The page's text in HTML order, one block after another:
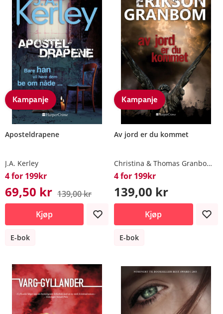
Kampanje
Aposteldrapene
J.A. Kerley
4 for 199kr
69,50 kr 139,00 kr
Kjøp
E-bok
Kampanje
Av jord er du kommet
Christina & Thomas Granbom & Erikson
4 for 199kr
139,00 kr
Kjøp
E-bok